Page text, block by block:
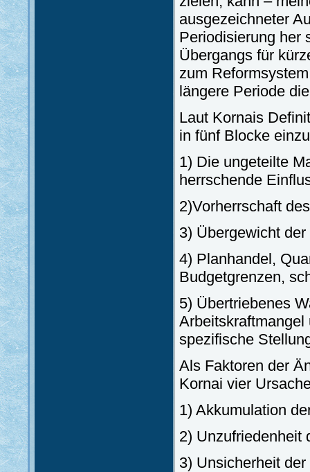
ausgezeichneter
Periodisierung her
Übergangs für
zum
längere Periode
Laut Kornais
in fünf Blocke
1) Die ungeteilte
herrschende
2)Vorherrschaft
3) Übergewicht
4) Planhandel,
Budgetgrenzen,
5) Übertriebenes
Arbeitskraftmangel
spezifische
Als Faktoren der
Kornai vier
1) Akkumulation
2) Unzufriedenheit
3) Unsicherheit